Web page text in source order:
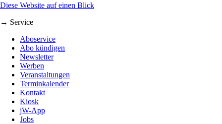
Diese Website auf einen Blick
→ Service
Aboservice
Abo kündigen
Newsletter
Werben
Veranstaltungen
Terminkalender
Kontakt
Kiosk
jW-App
Jobs